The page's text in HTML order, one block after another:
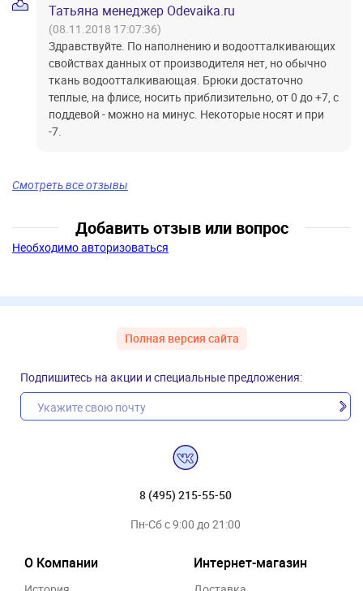
Татьяна менеджер Odevaika.ru
(08.11.2018 17:07:36)
Здравствуйте. По наполнению и водоотталкивающих
свойствах данных от производителя нет, но обычно
ткань водоотталкивающая. Брюки достаточно
теплые, на флисе, носить приблизительно, от 0 до +7, с
поддевой - можно на минус. Некоторые носят и при
-7.
Смотреть все отзывы
Добавить отзыв или вопрос
Необходимо авторизоваться
Полная версия сайта
Подпишитесь на акции и специальные предложения:
8 (495) 215-55-50
Пн-Сб с 9:00 до 21:00
О Компании Интернет-магазин